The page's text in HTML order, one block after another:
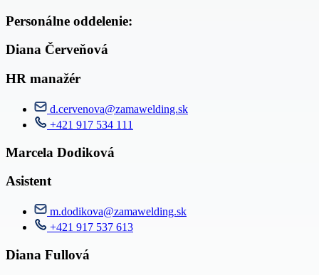
Personálne oddelenie:
Diana Červeňová
HR manažér
d.cervenova@zamawelding.sk
+421 917 534 111
Marcela Dodiková
Asistent
m.dodikova@zamawelding.sk
+421 917 537 613
Diana Fullová